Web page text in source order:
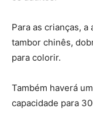
Para as crianças,
tambor chinês,
para colorir.
Também haverá
capacidade para